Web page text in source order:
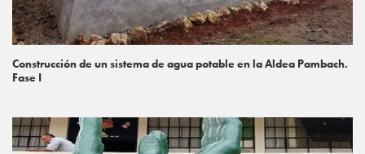
Construcción de un sistema de agua potable en la Aldea Pambach.
Fase I